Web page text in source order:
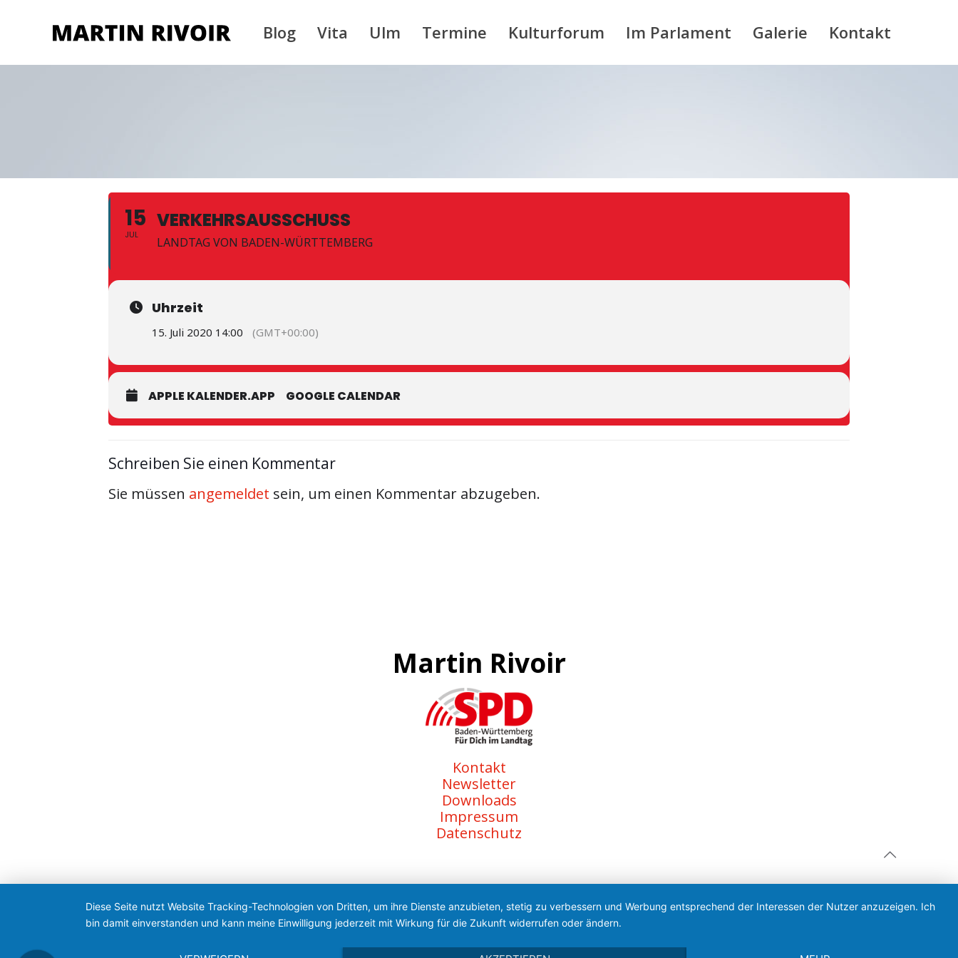
Blog Vita Ulm Termine Kulturforum Im Parlament Galerie Kontakt
15
JUL
VERKEHRSAUSSCHUSS
LANDTAG VON BADEN-WÜRTTEMBERG
Uhrzeit
15. Juli 2020 14:00 (GMT+00:00)
APPLE KALENDER.APP GOOGLE CALENDAR
Schreiben Sie einen Kommentar
Sie müssen angemeldet sein, um einen Kommentar abzugeben.
Martin Rivoir
Kontakt
Newsletter
Downloads
Impressum
Datenschutz
Diese Seite nutzt Website Tracking-Technologien von Dritten, um ihre Dienste anzubieten, stetig zu verbessern und Werbung entsprechend der Interessen der Nutzer anzuzeigen. Ich
bin damit einverstanden und kann meine Einwilligung jederzeit mit Wirkung für die Zukunft widerrufen oder ändern.